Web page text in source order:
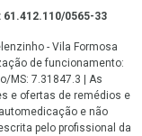
61.412.110/0565-33
- Vila Formosa
de funcionamento:
MS: 7.31847.3 | As
e ofertas de remédios e
e não
pelo profissional da